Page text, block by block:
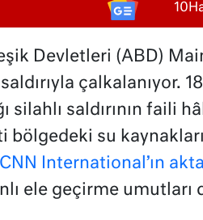
Devletleri (ABD)
çalkalanıyor.
silahlı saldırının faili
bölgedeki su kaynakları
CNN International’ın
ele geçirme